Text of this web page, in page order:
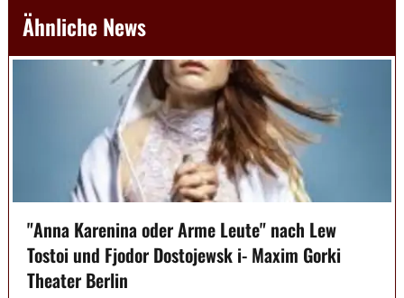
Ähnliche News
"Anna Karenina oder Arme Leute" nach Lew
Tostoi und Fjodor Dostojewsk i- Maxim Gorki
Theater Berlin